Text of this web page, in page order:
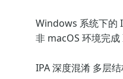
Windows 系统下的
非 macOS 环境完
IPA 深度混淆 多层